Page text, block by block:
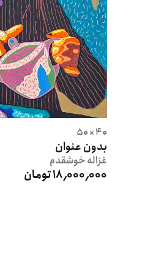
40 × 50
بدون عنوان
غزالهخوشقدم
18٬000٬000 تومان